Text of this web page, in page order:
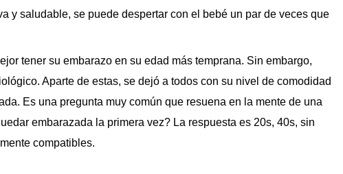
y saludable, se puede despertar con el bebé un par de veces que
tener su embarazo en su edad más temprana. Sin embargo,
Aparte de estas, se dejó a todos con su nivel de comodidad
Es una pregunta muy común que resuena en la mente de una
embarazada la primera vez? La respuesta es 20s, 40s, sin
compatibles.